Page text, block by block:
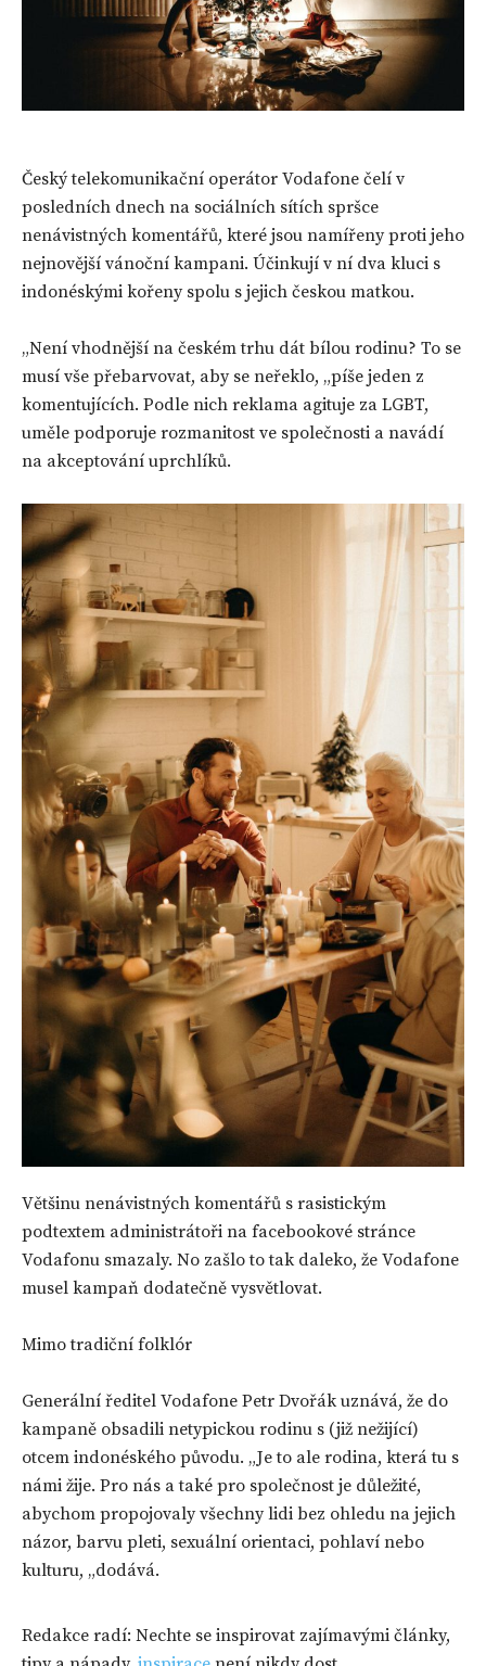
Český telekomunikační operátor Vodafone čelí v
posledních dnech na sociálních sítích spršce
nenávistných komentářů, které jsou namířeny proti jeho
nejnovější vánoční kampani. Účinkují v ní dva kluci s
indonéskými kořeny spolu s jejich českou matkou.
„Není vhodnější na českém trhu dát bílou rodinu? To se
musí vše přebarvovat, aby se neřeklo, „píše jeden z
komentujících. Podle nich reklama agituje za LGBT,
uměle podporuje rozmanitost ve společnosti a navádí
na akceptování uprchlíků.
Většinu nenávistných komentářů s rasistickým
podtextem administrátoři na facebookové stránce
Vodafonu smazaly. No zašlo to tak daleko, že Vodafone
musel kampaň dodatečně vysvětlovat.
Mimo tradiční folklór
Generální ředitel Vodafone Petr Dvořák uznává, že do
kampaně obsadili netypickou rodinu s (již nežijící)
otcem indonéského původu. „Je to ale rodina, která tu s
námi žije. Pro nás a také pro společnost je důležité,
abychom propojovaly všechny lidi bez ohledu na jejich
názor, barvu pleti, sexuální orientaci, pohlaví nebo
kulturu, „dodává.
Redakce radí: Nechte se inspirovat zajímavými články,